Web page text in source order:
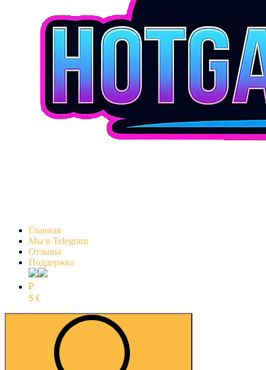
Главная
Мы в Telegram
Отзывы
Поддержка
₽
$ €